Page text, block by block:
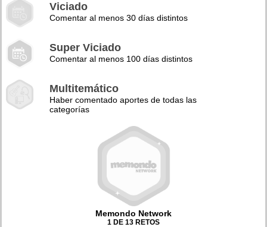
Viciado
Comentar al menos 30 días distintos
Super Viciado
Comentar al menos 100 días distintos
Multitemático
Haber comentado aportes de todas las
categorías
Memondo Network
1 DE 13 RETOS